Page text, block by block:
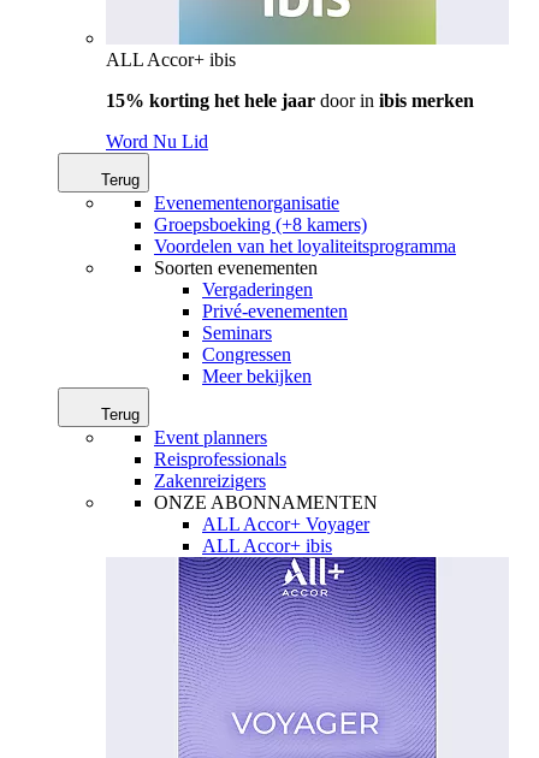
ALL Accor+ ibis
15% korting het hele jaar door in ibis merken
Word Nu Lid
Terug
Evenementenorganisatie
Groepsboeking (+8 kamers)
Voordelen van het loyaliteitsprogramma
Soorten evenementen
Vergaderingen
Privé-evenementen
Seminars
Congressen
Meer bekijken
Terug
Event planners
Reisprofessionals
Zakenreizigers
ONZE ABONNAMENTEN
ALL Accor+ Voyager
ALL Accor+ ibis